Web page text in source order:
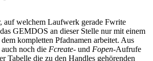
auf welchem Laufwerk gerade Fwrite
GEMDOS an dieser Stelle nur mit einem
kompletten Pfadnamen arbeitet. Aus
noch die Fcreate- und Fopen-Aufrufe
Tabelle die zu den Handles gehörenden